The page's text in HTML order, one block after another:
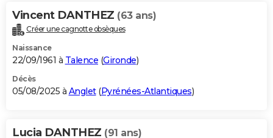
Bricolage
Lifestyle
Culture
Sport
Auto
Television
Voyage
Cinema
Vincent DANTHEZ (63 ans)
Créer une cagnotte obsèques
Naissance
22/09/1961 à Talence (Gironde)
Décès
05/08/2025 à Anglet(Pyrénées-Atlantiques)
Lucia DANTHEZ (91 ans)